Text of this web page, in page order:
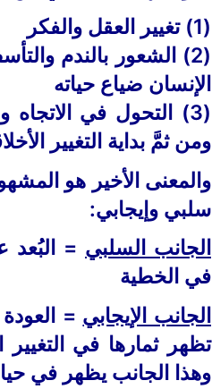
(1) تغيير العقل والفكر
(2) الشعور بالندم
الإنسان ضياع حياته
(3) التحول في
ومن ثمَّ بداية التغيير
والمعنى الأخير هو
سلبي وإيجابي:
الجانب السلبي = البُعد
في الخطية
الجانب الإيجابي =
تظهر ثمارها في التغيير
وهذا الجانب يظهر في